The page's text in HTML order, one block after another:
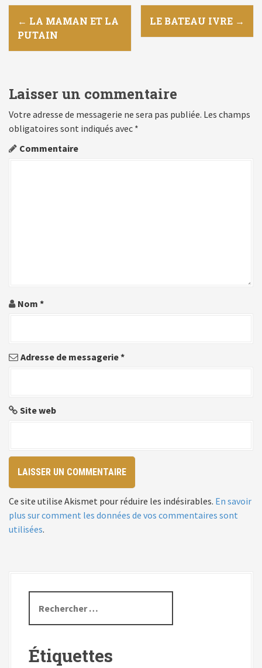
N
a
i
g
a
l
a
r
i
l
e
← LA MAMAN ET LA
PUTAIN
LE BATEAU IVRE →
Laisser un commentaire
Votre adresse de messagerie ne sera pas publiée. Les champs
obligatoires sont indiqués avec *
Commentaire
Nom *
Adresse de messagerie*
Site web
Ce site utilise Akismet pour réduire les indésirables. En savoir
plus sur comment les données de vos commentaires sont
utilisées.
c
e
Étiquettes